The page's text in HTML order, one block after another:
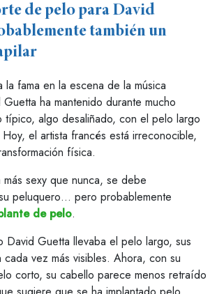
de pelo para David
también un
fama en la escena de la música
ha mantenido durante mucho
típico, algo desaliñado, con el pelo largo
el artista francés está irreconocible,
física.
sexy que nunca, se debe
peluquero… pero probablemente
de pelo.
David Guetta llevaba el pelo largo, sus
cada vez más visibles. Ahora, con su
corto, su cabello parece menos retraído